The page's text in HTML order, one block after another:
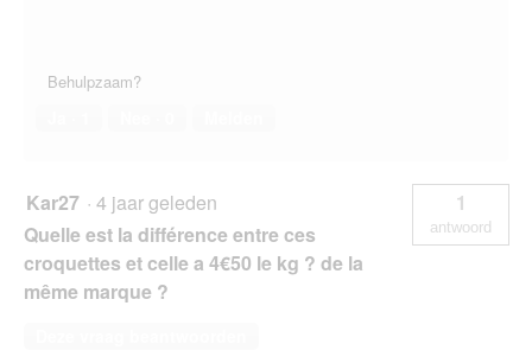
Behulpzaam?
Kar27 · 4 jaar geleden
Quelle est la différence entre ces
croquettes et celle a 4€50 le kg ? de la
même marque ?
1
antwoord